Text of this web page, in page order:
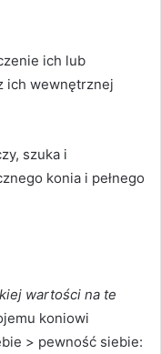
ich lub
ich wewnętrznej
szuka i
konia i pełnego
wartości na te
koniowi
> pewność siebie: